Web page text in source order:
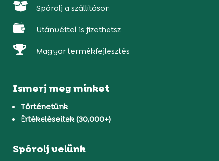
 Spórolj a szállításon
 Utánvéttel is fizethetsz
 Magyar termékfejlesztés
Ismerj meg minket
Történetünk
Értékeléseitek (30,000+)
Spórolj velünk